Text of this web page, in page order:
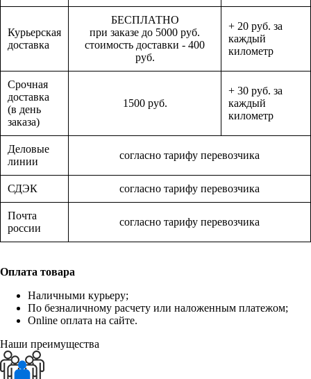
Курьерская
доставка
БЕСПЛАТНО
при заказе до 5000 руб.
стоимость доставки - 400
руб.
+ 20 руб. за
каждый
километр
Срочная
доставка
(в день
заказа)
1500 руб.
+ 30 руб. за
каждый
километр
Деловые
линии
согласно тарифу перевозчика
СДЭК согласно тарифу перевозчика
Почта
россии
согласно тарифу перевозчика
Оплата товара
Наличными курьеру;
По безналичному расчету или наложенным платежом;
Online оплата на сайте.
Наши преимущества